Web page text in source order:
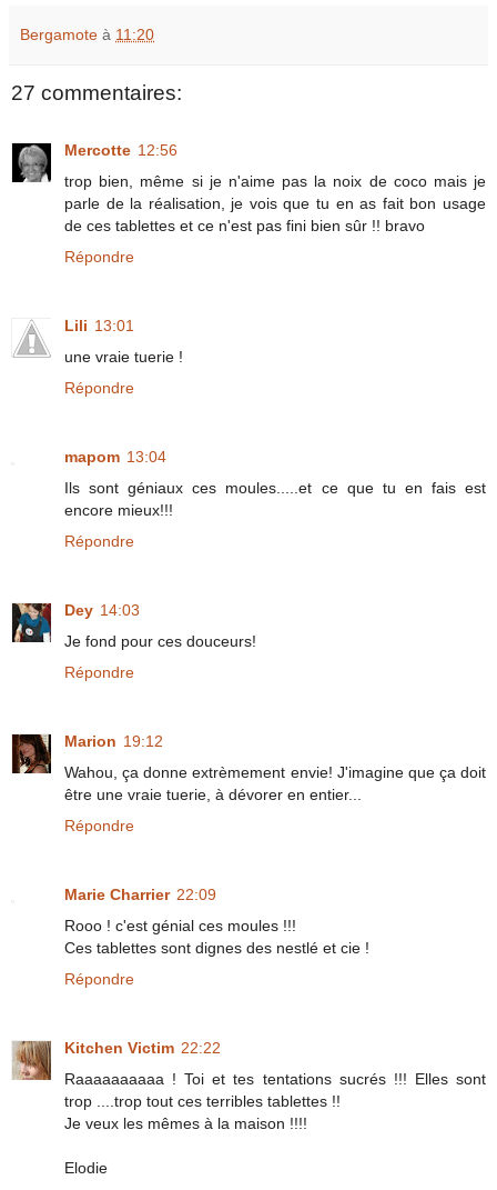
Bergamote à 11:20
27 commentaires:
Mercotte 12:56
trop bien, même si je n'aime pas la noix de coco mais je
parle de la réalisation, je vois que tu en as fait bon usage
de ces tablettes et ce n'est pas fini bien sûr !! bravo
Répondre
Lili 13:01
une vraie tuerie !
Répondre
mapom 13:04
Ils sont géniaux ces moules.....et ce que tu en fais est
encore mieux!!!
Répondre
Dey 14:03
Je fond pour ces douceurs!
Répondre
Marion 19:12
Wahou, ça donne extrèmement envie! J'imagine que ça doit
être une vraie tuerie, à dévorer en entier...
Répondre
Marie Charrier 22:09
Rooo ! c'est génial ces moules !!!
Ces tablettes sont dignes des nestlé et cie !
Répondre
Kitchen Victim 22:22
Raaaaaaaaaa ! Toi et tes tentations sucrés !!! Elles sont
trop ....trop tout ces terribles tablettes !!
Je veux les mêmes à la maison !!!!
Elodie